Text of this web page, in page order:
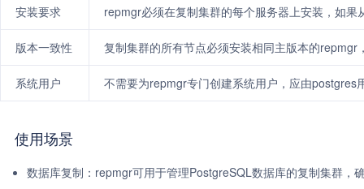
安装要求 repmgr必须在复制集群的每个服务器上安装，如
版本一致性 复制集群的所有节点必须安装相同主版本的
系统用户 不需要为repmgr专门创建系统用户，应由
使用场景
数据库复制：repmgr可用于管理PostgreSQL数据库的复制集群，